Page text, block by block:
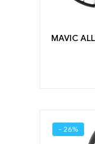
MAVIC
- 26%